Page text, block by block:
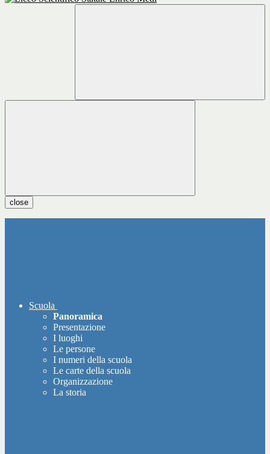
close
Scuola
Panoramica
Presentazione
I luoghi
Le persone
I numeri della scuola
Le carte della scuola
Organizzazione
La storia